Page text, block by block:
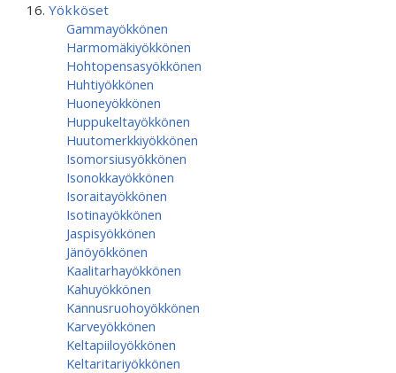
Yökköset
Gammayökkönen
Harmomäkiyökkönen
Hohtopensasyökkönen
Huhtiyökkönen
Huoneyökkönen
Huppukeltayökkönen
Huutomerkkiyökkönen
Isomorsiusyökkönen
Isonokkayökkönen
Isoraitayökkönen
Isotinayökkönen
Jaspisyökkönen
Jänöyökkönen
Kaalitarhayökkönen
Kahuyökkönen
Kannusruohoyökkönen
Karveyökkönen
Keltapiiloyökkönen
Keltaritariyökkönen